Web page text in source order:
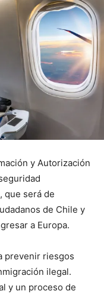
y Autorización
que será de
de Chile y
a Europa.
prevenir riesgos
ilegal.
y un proceso de